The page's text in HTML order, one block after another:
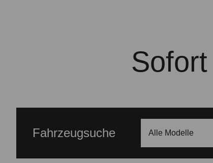
Sofort
Fahrzeugsuche Alle Modelle